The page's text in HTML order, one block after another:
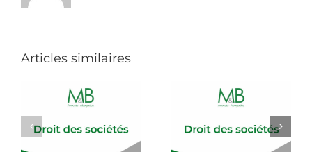
Articles similaires